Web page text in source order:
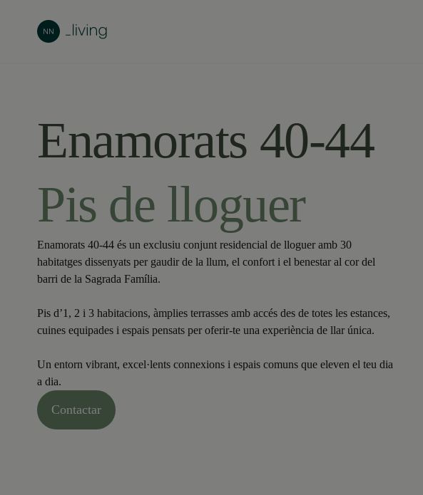
Enamorats 40-44
Pis de lloguer
Enamorats 40-44 és un exclusiu conjunt residencial de lloguer amb 30
habitatges dissenyats per gaudir de la llum, el confort i el benestar al cor del
barri de la Sagrada Família.
Pis d’1, 2 i 3 habitacions, àmplies terrasses amb accés des de totes les estances,
cuines equipades i espais pensats per oferir-te una experiència de llar única.
Un entorn vibrant, excel·lents connexions i espais comuns que eleven el teu dia
a dia.
Contactar